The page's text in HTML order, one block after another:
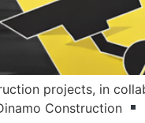
projects, in
Construction